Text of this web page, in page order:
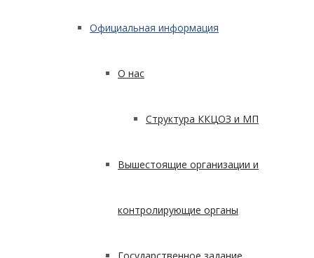
Официальная информация
О нас
Структура ККЦОЗ и МП
Вышестоящие организации и
контролирующие органы